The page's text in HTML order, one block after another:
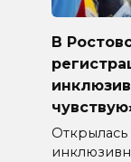
В
Открылась